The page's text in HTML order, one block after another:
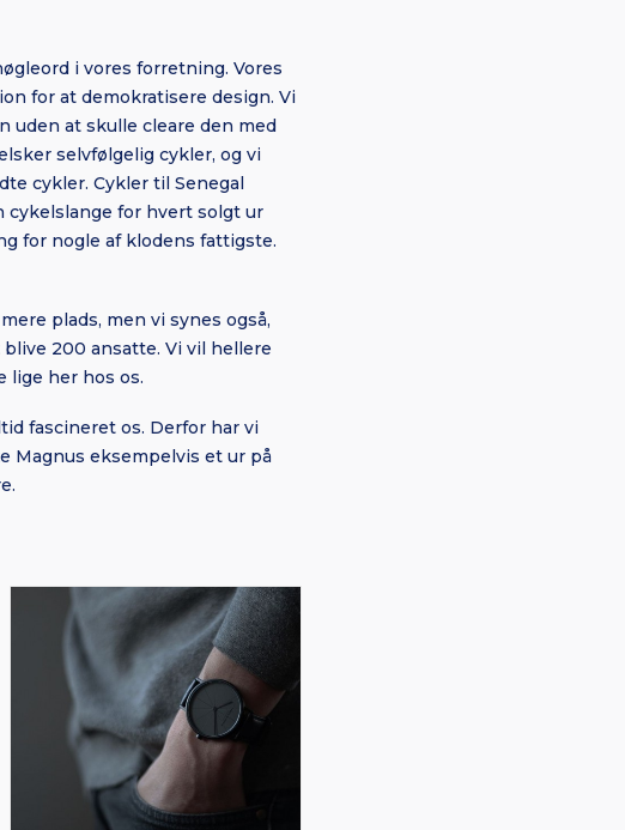
i vores forretning. Vores
for at demokratisere design. Vi
uden at skulle cleare den med
selvfølgelig cykler, og vi
cykler. Cykler til Senegal
cykelslange for hvert solgt ur
for nogle af klodens fattigste.
plads, men vi synes også,
200 ansatte. Vi vil hellere
lige her hos os.
fascineret os. Derfor har vi
Magnus eksempelvis et ur på